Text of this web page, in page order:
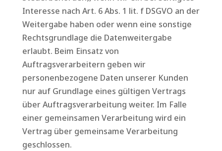
Interesse nach Art. 6 Abs. 1 lit. f DSGVO an der
Weitergabe haben oder wenn eine sonstige
Rechtsgrundlage die Datenweitergabe
erlaubt. Beim Einsatz von
Auftragsverarbeitern geben wir
personenbezogene Daten unserer Kunden
nur auf Grundlage eines gültigen Vertrags
über Auftragsverarbeitung weiter. Im Falle
einer gemeinsamen Verarbeitung wird ein
Vertrag über gemeinsame Verarbeitung
geschlossen.